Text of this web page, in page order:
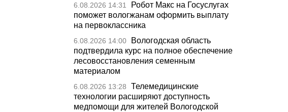
6.08.2026 14:31
Робот Макс на Госуслугах
поможет вологжанам оформить выплату
на первоклассника
6.08.2026 14:00
Вологодская область
подтвердила курс на полное обеспечение
лесовосстановления семенным
материалом
6.08.2026 13:28
Телемедицинские
технологии расширяют доступность
медпомощи для жителей Вологодской